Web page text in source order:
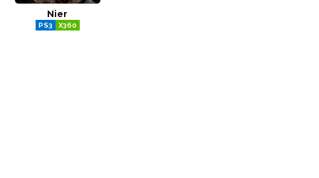
Nier
PS3 X360